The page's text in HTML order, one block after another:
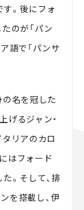
。後にフォ
のが「パン
語で「パンサ
の名を冠した
げるジャン・
タリアのカロ
はフォード
。そして、排
を搭載し、伊